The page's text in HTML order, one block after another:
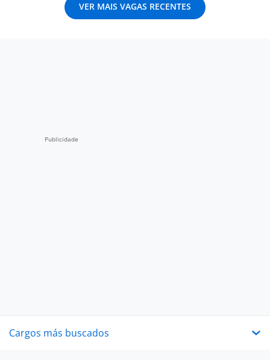
VER MAIS VAGAS RECENTES
Cargos más buscados